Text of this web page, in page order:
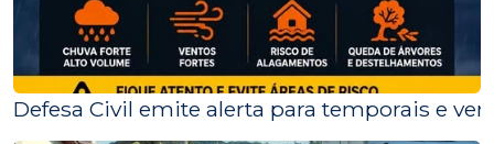
Defesa Civil emite alerta para temporais e